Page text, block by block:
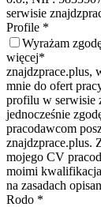
serwisie
Profile *
Wyrażam
więcej*
znajdzprace.plus,
mnie do ofert
profilu w serwisie
jednocześnie
pracodawcom
znajdzprace.plus.
mojego CV
moimi
na zasadach
Rodo *